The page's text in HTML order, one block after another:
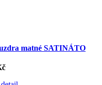
matné SATINÁTO